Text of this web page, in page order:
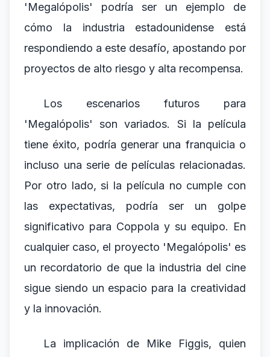
'Megalópolis' podría ser un ejemplo de
cómo la industria estadounidense está
respondiendo a este desafío, apostando por
proyectos de alto riesgo y alta recompensa.
Los escenarios futuros para
'Megalópolis' son variados. Si la película
tiene éxito, podría generar una franquicia o
incluso una serie de películas relacionadas.
Por otro lado, si la película no cumple con
las expectativas, podría ser un golpe
significativo para Coppola y su equipo. En
cualquier caso, el proyecto 'Megalópolis' es
un recordatorio de que la industria del cine
sigue siendo un espacio para la creatividad
y la innovación.
La implicación de Mike Figgis, quien